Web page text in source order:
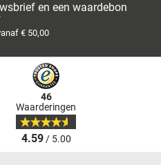
en een waardebon
€ 50,00
46
Waarderingen
4.59/ 5.00